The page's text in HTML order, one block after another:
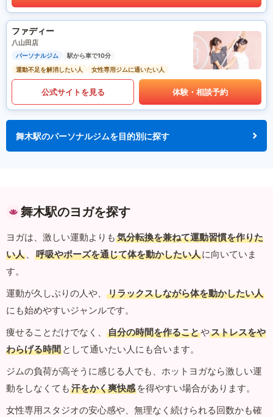
ファディー
八山田店
パーソナルジム
駅から車で10分
運動不足を解消したい人
女性専用ジムに通いたい人
公式サイトを見る 体験・相談予約
舞木駅のパーソナルジムを目的別に探す
舞木駅のヨガを探す
ヨガは、激しい運動よりも 気分転換を兼ねて運動習慣を作りた
い人 、 呼吸やポーズを通じて体を動かしたい人に向いていま
す。
運動が久しぶりの人や、
リラックスしながら体を動かしたい人
にも始めやすいジャンルです。
痩せることだけでなく、
自分の時間を作ることやストレスをや
わらげる時間 として通いたい人にも合います。
ジムの負荷が高そうに感じる人でも、ホットヨガなら激しい運
動をしなくても 汗をかく爽快感 を得やすい場合があります。
女性専用スタジオの安心感や、無理なく続けられる回数かも確